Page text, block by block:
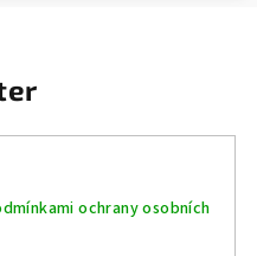
ochrany osobních